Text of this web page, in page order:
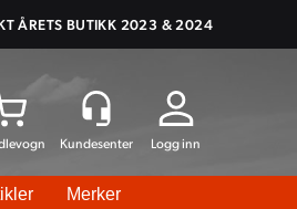
ÅRETS BUTIKK 2023 & 2024
Logg inn
Merker